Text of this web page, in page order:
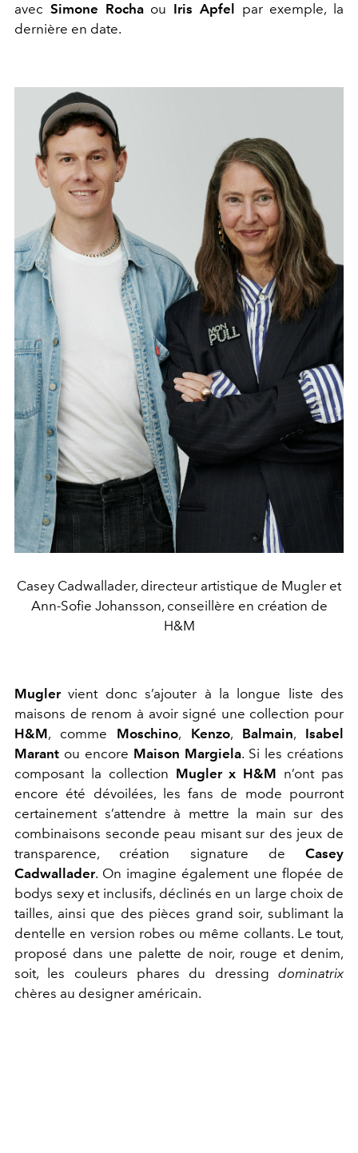
avec Simone Rocha ou Iris Apfel
par exemple, la
dernière en date.
Casey Cadwallader, directeur artistique de Mugler et
Ann-Sofie Johansson, conseillère en création de
H&M
Muglervient donc s’ajouter à la longue liste des
maisons de renom à avoir signé une collection pour
H&M, comme Moschino, Kenzo, Balmain, Isabel
Marant ou encore Maison Margiela. Si les créations
composant la collection Mugler x H&M n’ont pas
encore été dévoilées, les fans de mode pourront
certainement s’attendre à mettre la main sur des
combinaisons seconde peau misant sur des jeux de
transparence, création signature de Casey
Cadwallader. On imagine également une flopée de
bodys sexy et inclusifs, déclinés en un large choix de
tailles, ainsi que des pièces grand soir, sublimant la
dentelle en version robes ou même collants. Le tout,
proposé dans une palette de noir, rouge et denim,
soit, les couleurs phares du dressing dominatrix
chères au designer américain.